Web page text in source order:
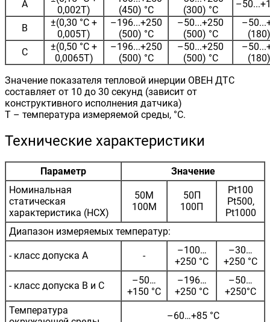
A
0,002Т)
(450) °С
(300) °С
B
±(0,30 °С +
0,005Т)
–196...+250
(500) °С
–50...+250
(500) °С
C
±(0,50 °С +
0,0065Т)
–196...+250
(500) °С
–50...+250
(500) °С
Значение показателя тепловой инерции ОВЕН ДТС
составляет от 10 до 30 секунд (зависит от
конструктивного исполнения датчика)
Т – температура измеряемой среды, °С.
Технические характеристики
Параметр
Значение
Номинальная
статическая
характеристика (НСХ)
50М
100М
50П
100П
Pt100
Pt500,
Pt1000
Диапазон измеряемых температур:
- класс допуска А -
–100…
+250 °C
–30…
+250 °C
- класс допуска В и С
–50…
+150 °C
–196…
+250 °C
–50…
+250°C
Температура
–60…+85 °C